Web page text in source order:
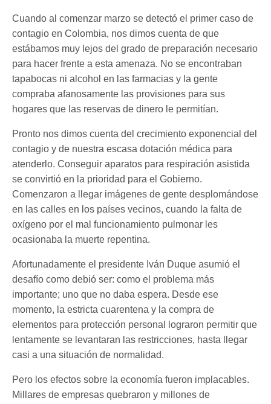
Cuando al comenzar marzo se detectó el primer caso de
contagio en Colombia, nos dimos cuenta de que
estábamos muy lejos del grado de preparación necesario
para hacer frente a esta amenaza. No se encontraban
tapabocas ni alcohol en las farmacias y la gente
compraba afanosamente las provisiones para sus
hogares que las reservas de dinero le permitían.
Pronto nos dimos cuenta del crecimiento exponencial del
contagio y de nuestra escasa dotación médica para
atenderlo. Conseguir aparatos para respiración asistida
se convirtió en la prioridad para el Gobierno.
Comenzaron a llegar imágenes de gente desplomándose
en las calles en los países vecinos, cuando la falta de
oxígeno por el mal funcionamiento pulmonar les
ocasionaba la muerte repentina.
Afortunadamente el presidente Iván Duque asumió el
desafío como debió ser: como el problema más
importante; uno que no daba espera. Desde ese
momento, la estricta cuarentena y la compra de
elementos para protección personal lograron permitir que
lentamente se levantaran las restricciones, hasta llegar
casi a una situación de normalidad.
Pero los efectos sobre la economía fueron implacables.
Millares de empresas quebraron y millones de